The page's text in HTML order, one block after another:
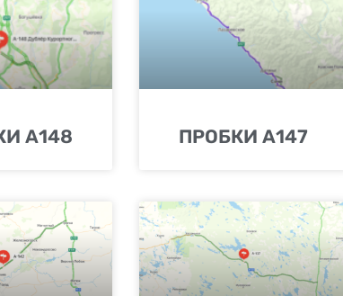
А148 ПРОБКИ А147